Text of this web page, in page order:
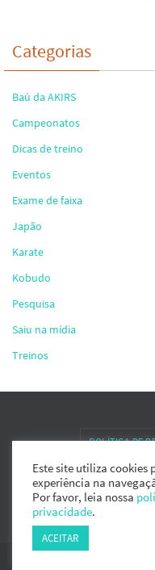
Categorias
Baú da AKIRS
Campeonatos
Dicas de treino
Eventos
Exame de faixa
Japão
Karate
Kobudo
Pesquisa
Saiu na mídia
Treinos
POLÍTICA DE
Associação de
Este site utiliza cookies
experiência na
Por favor, leia nossa
privacidade.
ACEITAR